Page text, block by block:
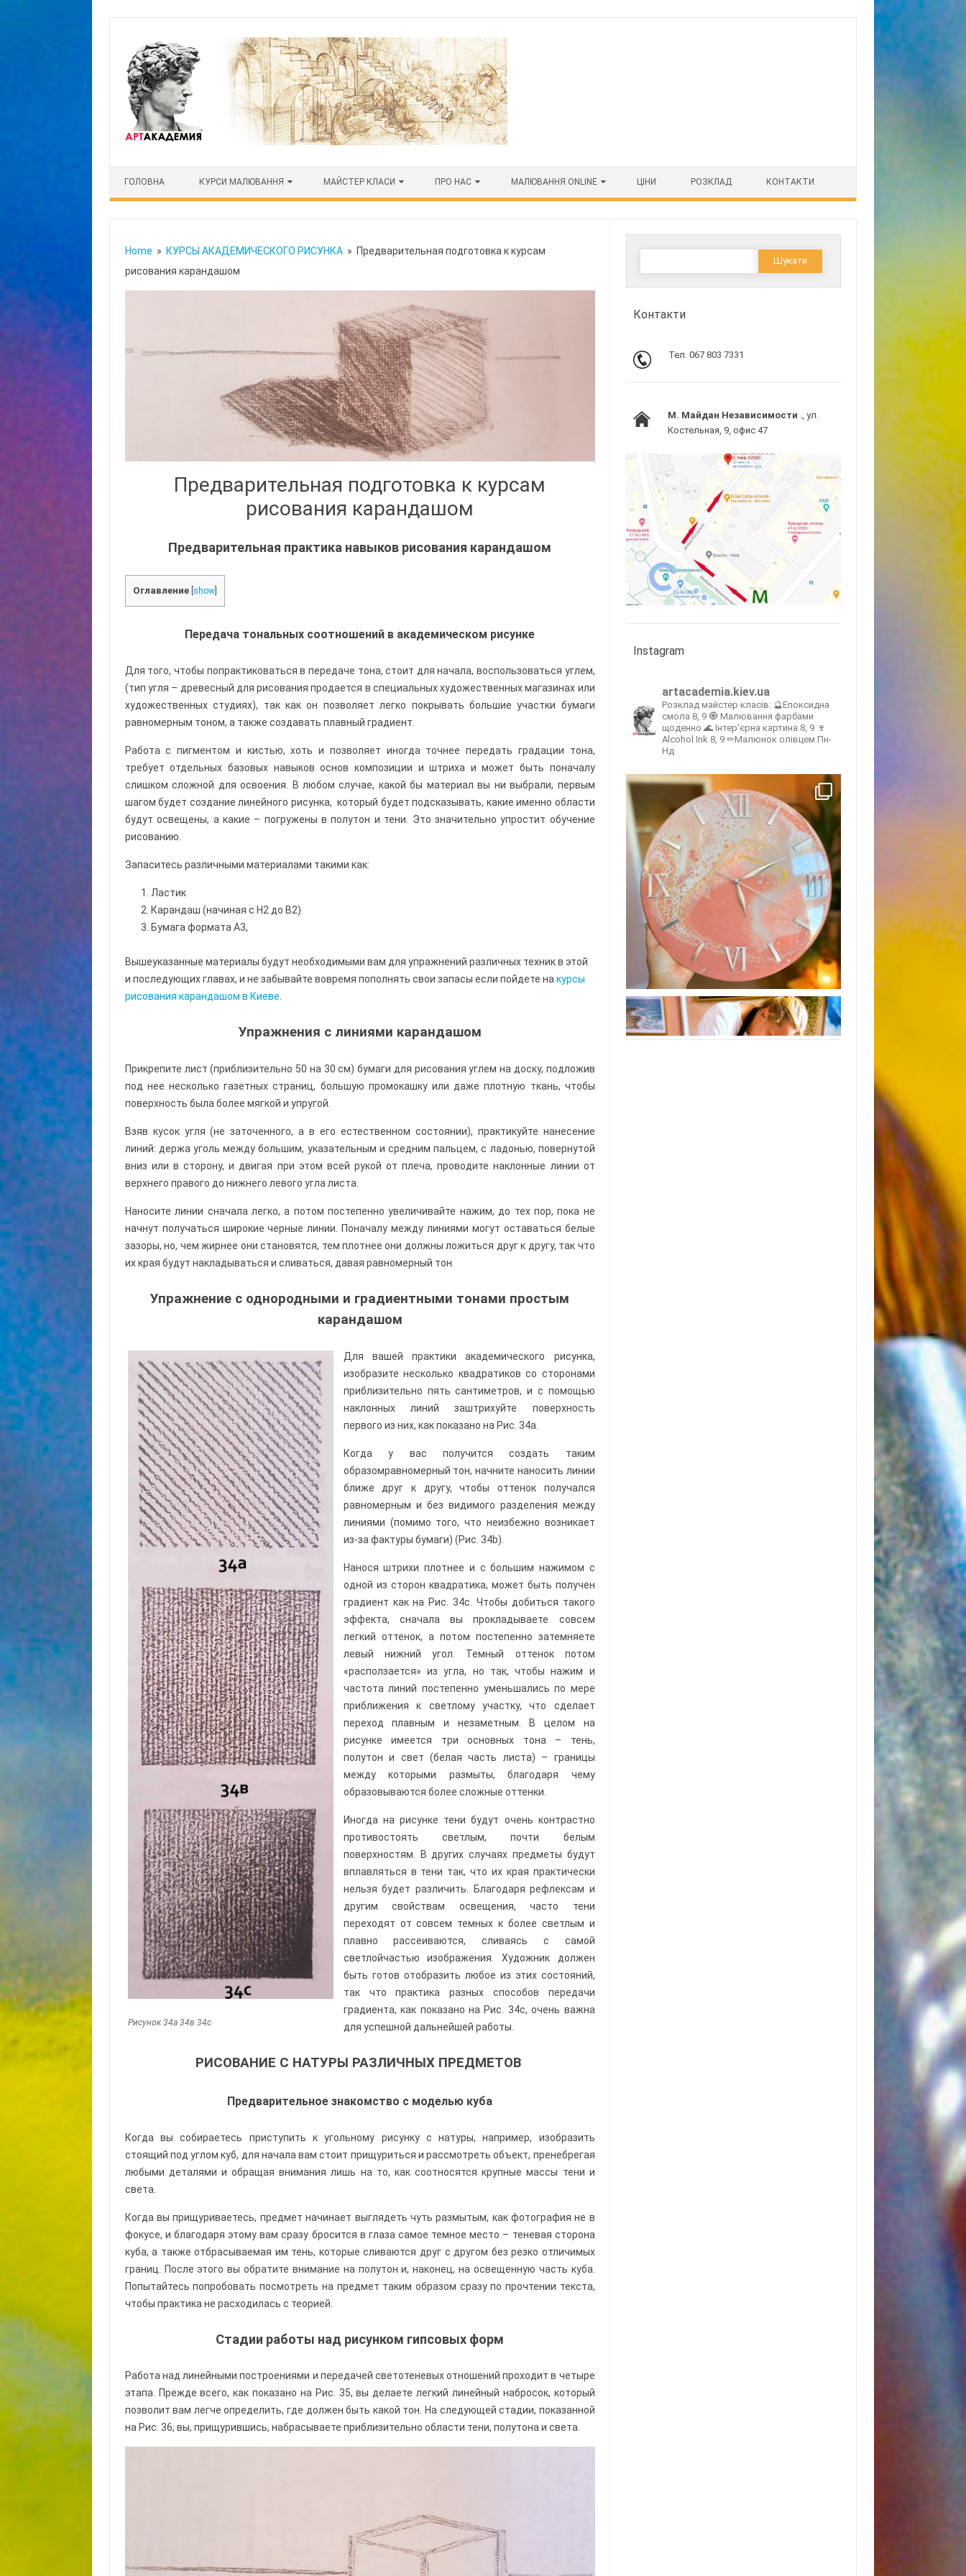
ГОЛОВНА КУРСИ МАЛЮВАННЯ МАЙСТЕР КЛАСИ ПРО НАС МАЛЮВАННЯ ONLINE ЦІНИ РОЗКЛАД КОНТАКТИ
Home » КУРСЫ АКАДЕМИЧЕСКОГО РИСУНКА» Предварительная подготовка к курсам
рисования карандашом
Предварительная подготовка к курсам
рисования карандашом
Предварительная практика навыков рисования карандашом
Оглавление show]
Передача тональных соотношений в академическом рисунке
Для того, чтобы попрактиковаться в передаче тона, стоит для начала, воспользоваться углем,
(тип угля – древесный для рисования продается в специальных художественных магазинах или
художественных студиях), так как он позволяет легко покрывать большие участки бумаги
равномерным тоном, а также создавать плавный градиент.
Работа с пигментом и кистью, хоть и позволяет иногда точнее передать градации тона,
требует отдельных базовых навыков основ композиции и штриха и может быть поначалу
слишком сложной для освоения. В любом случае, какой бы материал вы ни выбрали, первым
шагом будет создание линейного рисунка, который будет подсказывать, какие именно области
будут освещены, а какие – погружены в полутон и тени. Это значительно упростит обучение
рисованию.
Запаситесь различными материалами такими как:
Ластик
Карандаш (начиная с Н2 до В2)
Бумага формата А3,
Вышеуказанные материалы будут необходимыми вам для упражнений различных техник в этой
и последующих главах, и не забывайте вовремя пополнять свои запасы если пойдете на курсы
рисования карандашом в Киеве
Упражнения с линиями карандашом
Прикрепите лист (приблизительно 50 на 30 см) бумаги для рисования углем на доску, подложив
под нее несколько газетных страниц, большую промокашку или даже плотную ткань, чтобы
поверхность была более мягкой и упругой.
Взяв кусок угля (не заточенного, а в его естественном состоянии), практикуйте нанесение
линий: держа уголь между большим, указательным и средним пальцем, с ладонью, повернутой
вниз или в сторону, и двигая при этом всей рукой от плеча, проводите наклонные линии от
верхнего правого до нижнего левого угла листа.
Наносите линии сначала легко, а потом постепенно увеличивайте нажим, до тех пор, пока не
начнут получаться широкие черные линии. Поначалу между линиями могут оставаться белые
зазоры, но, чем жирнее они становятся, тем плотнее они должны ложиться друг к другу, так что
их края будут накладываться и сливаться, давая равномерный тон.
Упражнение с однородными и градиентными тонами простым
карандашом
Рисунок 34а 34в 34с
Для вашей практики академического рисунка,
изобразите несколько квадратиков со сторонами
приблизительно пять сантиметров, и с помощью
наклонных линий заштрихуйте поверхность
первого из них, как показано на Рис. 34а.
Когда у вас получится создать таким
образомравномерный тон, начните наносить линии
ближе друг к другу, чтобы оттенок получался
равномерным и без видимого разделения между
линиями (помимо того, что неизбежно возникает
из-за фактуры бумаги) (Рис. 34b).
Нанося штрихи плотнее и с большим нажимом с
одной из сторон квадратика, может быть получен
градиент как на Рис. 34c. Чтобы добиться такого
эффекта, сначала вы прокладываете совсем
легкий оттенок, а потом постепенно затемняете
левый нижний угол. Темный оттенок потом
«расползается» из угла, но так, чтобы нажим и
частота линий постепенно уменьшались по мере
приближения к светлому участку, что сделает
переход плавным и незаметным. В целом на
рисунке имеется три основных тона – тень,
полутон и свет (белая часть листа) – границы
между которыми размыты, благодаря чему
образовываются более сложные оттенки.
Иногда на рисунке тени будут очень контрастно
противостоять светлым, почти белым
поверхностям. В других случаях предметы будут
вплавляться в тени так, что их края практически
нельзя будет различить. Благодаря рефлексам и
другим свойствам освещения, часто тени
переходят от совсем темных к более светлым и
плавно рассеиваются, сливаясь с самой
светлойчастью изображения. Художник должен
быть готов отобразить любое из этих состояний,
так что практика разных способов передачи
градиента, как показано на Рис. 34c, очень важна
для успешной дальнейшей работы.
РИСОВАНИЕ С НАТУРЫ РАЗЛИЧНЫХ ПРЕДМЕТОВ
Предварительное знакомство с моделью куба
Когда вы собираетесь приступить к угольному рисунку с натуры, например, изобразить
стоящий под углом куб, для начала вам стоит прищуриться и рассмотреть объект, пренебрегая
любыми деталями и обращая внимания лишь на то, как соотносятся крупные массы тени и
света.
Когда вы прищуриваетесь, предмет начинает выглядеть чуть размытым, как фотография не в
фокусе, и благодаря этому вам сразу бросится в глаза самое темное место – теневая сторона
куба, а также отбрасываемая им тень, которые сливаются друг с другом без резко отличимых
границ. После этого вы обратите внимание на полутон и, наконец, на освещенную часть куба.
Попытайтесь попробовать посмотреть на предмет таким образом сразу по прочтении текста,
чтобы практика не расходилась с теорией.
Стадии работы над рисунком гипсовых форм
Работа над линейными построениями и передачей светотеневых отношений проходит в четыре
этапа. Прежде всего, как показано на Рис. 35, вы делаете легкий линейный набросок, который
позволит вам легче определить, где должен быть какой тон. На следующей стадии, показанной
на Рис. 36, вы, прищурившись, набрасываете приблизительно области тени, полутона и света.
Пошук:
Контакти
Тел. 067 803 7331
M. Майдан Независимости
., ул.
Костельная, 9, офис 47
Instagram
artacademia.kiev.ua
Розклад майстер класів: 🔮Епоксидна
смола 8, 9 🧿 Малювання фарбами
щоденно 🌊 Інтер'єрна картина 8, 9 🍷
Alcohol Ink 8, 9 ✏Малюнок олівцем Пн-
Нд